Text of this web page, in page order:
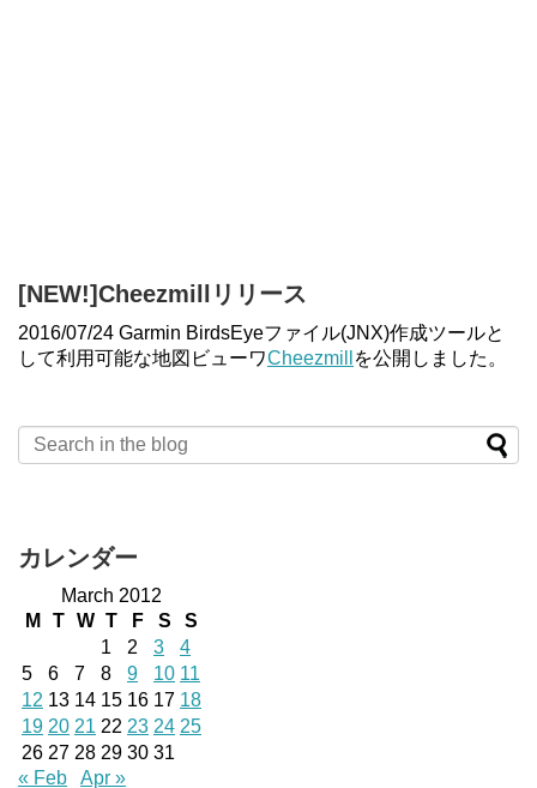
[NEW!]Cheezmillリリース
2016/07/24 Garmin BirdsEyeファイル(JNX)作成ツールと
して利用可能な地図ビューワCheezmill を公開しました。
カレンダー
March 2012
M
T W T F S
S
1
2 3
4
5
6 7 8 9 10 11
12 13 14 15 16 17 18
19 20 21 22 23 24 25
26 27 28 29 30 31
« Feb
Apr »